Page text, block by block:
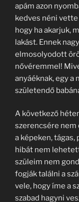
apám azon
kedves néni
hogy ha akarjuk,
lakást. Ennek
elmosolyodott
nővéremmel!
anyáéknak, egy a
születendő
A következő
szerencsére nem
a képeken,
hibát nem
szüleim nem
fogják találni a
vele, hogy íme a
szabad hagyni